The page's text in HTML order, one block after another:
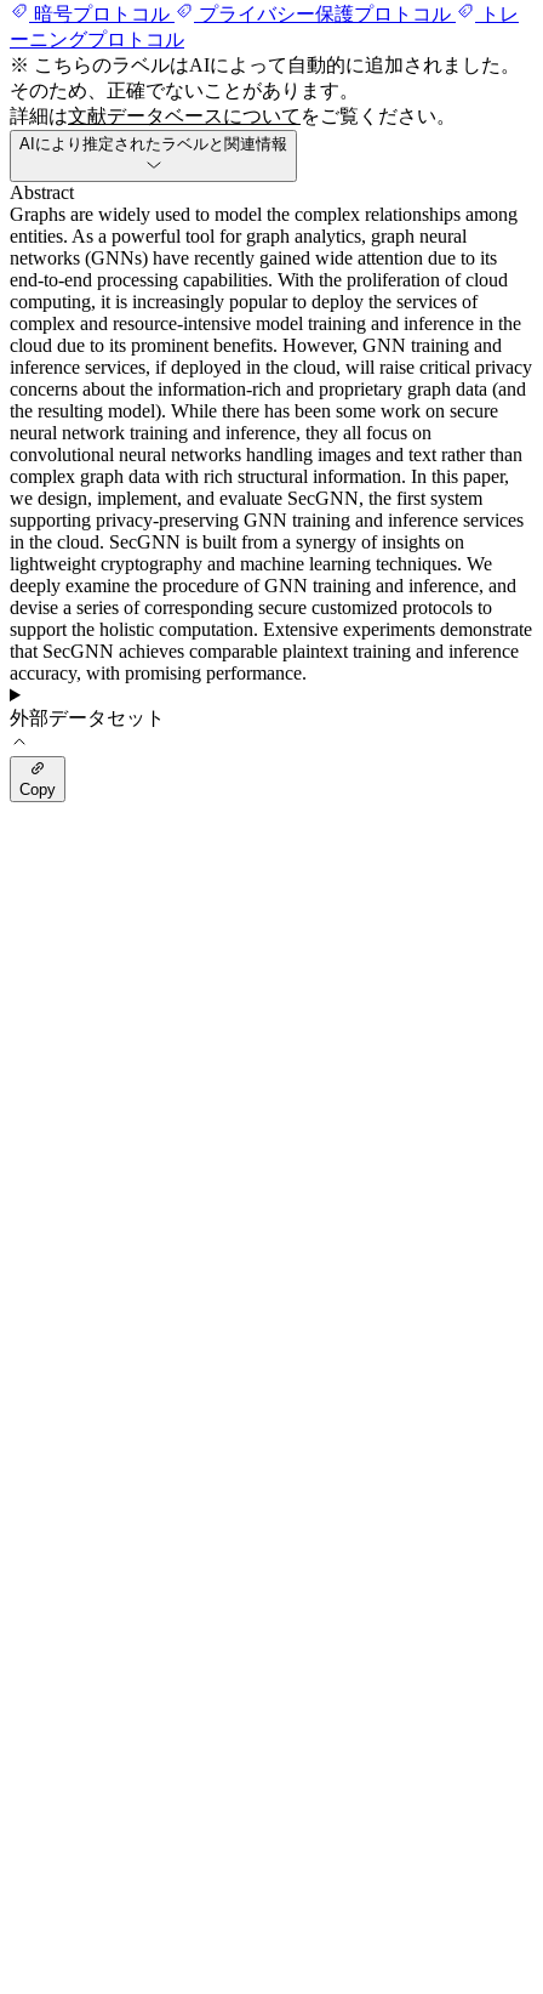
暗号プロトコル
プライバシー保護プロトコル
トレ
ーニングプロトコル
※ こちらのラベルはAIによって自動的に追加されました。
そのため、正確でないことがあります。
詳細は文献データベースについて をご覧ください。
AIにより推定されたラベルと関連情報
Abstract
Graphs are widely used to model the complex relationships among
entities. As a powerful tool for graph analytics, graph neural
networks (GNNs) have recently gained wide attention due to its
end-to-end processing capabilities. With the proliferation of cloud
computing, it is increasingly popular to deploy the services of
complex and resource-intensive model training and inference in the
cloud due to its prominent benefits. However, GNN training and
inference services, if deployed in the cloud, will raise critical privacy
concerns about the information-rich and proprietary graph data (and
the resulting model). While there has been some work on secure
neural network training and inference, they all focus on
convolutional neural networks handling images and text rather than
complex graph data with rich structural information. In this paper,
we design, implement, and evaluate SecGNN, the first system
supporting privacy-preserving GNN training and inference services
in the cloud. SecGNN is built from a synergy of insights on
lightweight cryptography and machine learning techniques. We
deeply examine the procedure of GNN training and inference, and
devise a series of corresponding secure customized protocols to
support the holistic computation. Extensive experiments demonstrate
that SecGNN achieves comparable plaintext training and inference
accuracy, with promising performance.
外部データセット
Copy